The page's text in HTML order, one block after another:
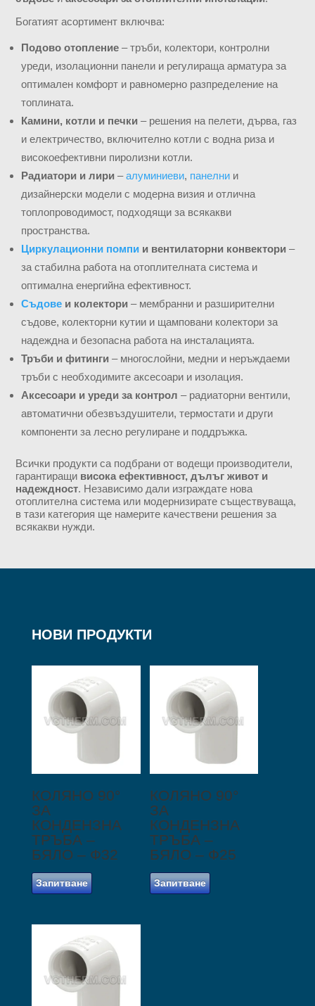
Богатият асортимент включва:
Подово отопление– тръби, колектори, контролни
уреди, изолационни панели и регулираща арматура за
оптимален комфорт и равномерно разпределение на
топлината.
Камини, котли и печки– решения на пелети, дърва, газ
и електричество, включително котли с водна риза и
високоефективни пиролизни котли.
Радиатори и лири–алуминиеви, панелнии
дизайнерски модели с модерна визия и отлична
топлопроводимост, подходящи за всякакви
пространства.
Циркулационни помпии вентилаторни конвектори–
за стабилна работа на отоплителната система и
оптимална енергийна ефективност.
Съдовеи колектори– мембранни и разширителни
съдове, колекторни кутии и щамповани колектори за
надеждна и безопасна работа на инсталацията.
Тръби и фитинги– многослойни, медни и неръждаеми
тръби с необходимите аксесоари и изолация.
Аксесоари и уреди за контрол – радиаторни вентили,
автоматични обезвъздушители, термостати и други
компоненти за лесно регулиране и поддръжка.
Всички продукти са подбрани от водещи производители,
гарантиращи висока ефективност, дълъг живот и
надеждност. Независимо дали изграждате нова
отоплителна система или модернизирате съществуваща,
в тази категория ще намерите качествени решения за
всякакви нужди.
НОВИ ПРОДУКТИ
КОЛЯНО 90°
ЗА
КОНДЕНЗНА
ТРЪБА –
БЯЛО – Ф32
Запитване
КОЛЯНО 90°
ЗА
КОНДЕНЗНА
ТРЪБА –
БЯЛО – Ф25
Запитване